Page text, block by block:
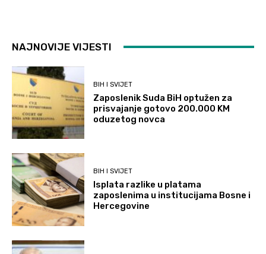
NAJNOVIJE VIJESTI
BIH I SVIJET
Zaposlenik Suda BiH optužen za
prisvajanje gotovo 200.000 KM
oduzetog novca
BIH I SVIJET
Isplata razlike u platama
zaposlenima u institucijama Bosne i
Hercegovine